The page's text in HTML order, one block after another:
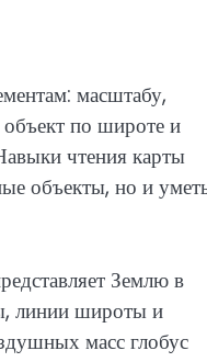
масштабу,
по широте и
чтения карты
объекты, но и
Землю в
линии широты и
масс глобус